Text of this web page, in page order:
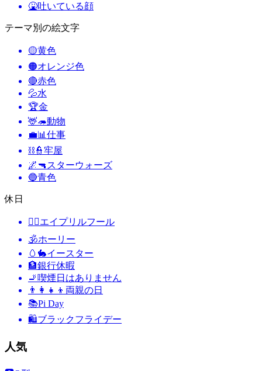
🤮吐いている顔
テーマ別の絵文字
🟡黄色
🟠オレンジ色
🔴赤色
💦水
🏆金
🦌🦔動物
💼📊 仕事
⛓️👮牢屋
🌌🔫 スターウォーズ
🔵青色
休日
🙆‍♂️エイプリルフール
🕉ホーリー
🥚🐇イースター
🏦銀行休暇
🚬 喫煙日はありません
👨‍👩‍👧‍👦 両親の日
📚Pi Day
🛍ブラックフライデー
人気